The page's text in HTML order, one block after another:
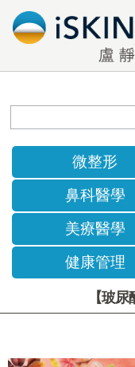
微整形
鼻科醫學
美療醫學
健康管理
【玻